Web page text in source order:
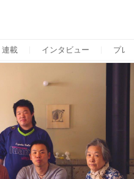
連載 インタビュー プレ